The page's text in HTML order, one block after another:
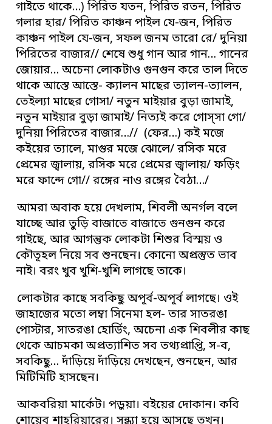
গাইতে থাকে…) পিরিত যতন, পিরিত রতন, পিরিত
গলার হার/ পিরিত কাঞ্চন পাইল যে-জন, পিরিত
কাঞ্চন পাইল যে-জন, সফল জনম তারো রে/ দুনিয়া
পিরিতের বাজার// শেষে শুধু গান আর গান… গানের
জোয়ার… অচেনা লোকটাও গুনগুন করে তাল দিতে
থাকে আস্তে আস্তে- ক্যালন মাছের ত্যালন-ত্যালন,
তেইল্যা মাছের গোসা/ নতুন মাইয়ার বুড়া জামাই,
নতুন মাইয়ার বুড়া জামাই/ নিত্যই করে গোস্সা গো/
দুনিয়া পিরিতের বাজার…// (ফের…) কই মজে
কইয়ের ত্যালে, মাগুর মজে ঝোলে/ রসিক মরে
প্রেমের জ্বালায়, রসিক মরে প্রেমের জ্বালায়/ ফড়িং
মরে ফান্দে গো// রঙ্গের নাও রঙ্গের বৈঠা…/
আমরা অবাক হয়ে দেখলাম, শিবলী অনর্গল বলে
যাচ্ছে আর তুড়ি বাজাতে বাজাতে গুনগুন করে
গাইছে, আর আগন্তুক লোকটা শিশুর বিস্ময় ও
কৌতূহল নিয়ে সব শুনছেন। কোনো অপ্রস্তুত ভাব
নাই। বরং খুব খুশি-খুশি লাগছে তাকে।
লোকটার কাছে সবকিছু অপূর্ব-অপূর্ব লাগছে। ওই
জাহাজের মতো লম্বা সিনেমা হল- তার সাতরঙা
পোস্টার, সাতরঙা হোর্ডিং, অচেনা এক শিবলীর কাছ
থেকে আচমকা অপ্রত্যাশিত সব তথ্যপ্রাপ্তি, স-ব,
সবকিছু… দাঁড়িয়ে দাঁড়িয়ে দেখছেন, শুনছেন, আর
মিটিমিটি হাসছেন।
আকবরিয়া মার্কেট। পড়ুয়া। বইয়ের দোকান। কবি